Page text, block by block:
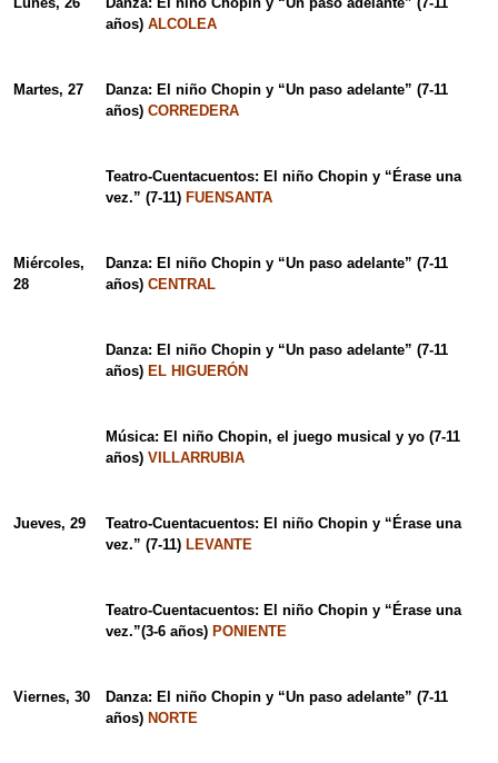
años) ALCOLEA
Martes, 27
Danza: El niño Chopin y “Un paso adelante” (7-11
años) CORREDERA
Teatro-Cuentacuentos: El niño Chopin y “Érase una
vez.” (7-11) FUENSANTA
Miércoles,
28
Danza: El niño Chopin y “Un paso adelante” (7-11
años) CENTRAL
Danza: El niño Chopin y “Un paso adelante” (7-11
años) EL HIGUERÓN
Música: El niño Chopin, el juego musical y yo (7-11
años) VILLARRUBIA
Jueves, 29
Teatro-Cuentacuentos: El niño Chopin y “Érase una
vez.” (7-11) LEVANTE
Teatro-Cuentacuentos: El niño Chopin y “Érase una
vez.”(3-6 años) PONIENTE
Viernes, 30
Danza: El niño Chopin y “Un paso adelante” (7-11
años) NORTE